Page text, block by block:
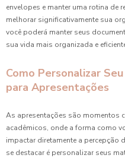
envelopes e manter uma rotina de
melhorar significativamente sua
você poderá manter seus
sua vida mais organizada e
Como Personalizar
para Apresentações
As apresentações são momentos
acadêmicos, onde a forma como
impactar diretamente a percepção
se destacar é personalizar seus